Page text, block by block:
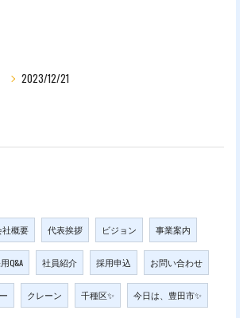
2023/12/21
社概要 代表挨拶 ビジョン 事業案内
Q&A 社員紹介 採用申込 お問い合わせ
クレーン 千種区✨ 今日は、豊田市✨